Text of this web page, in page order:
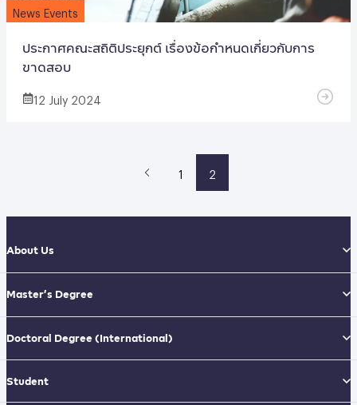
News Events
ประกาศคณะสถิติประยุกต์ เรื่องข้อกำหนดเกี่ยวกับการ
ขาดสอบ
12 July 2024
1 2
About Us
Master’s Degree
Doctoral Degree(International)
Student